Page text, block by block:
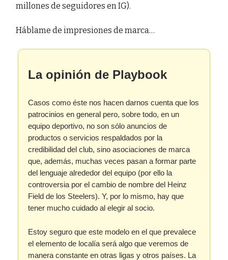
millones de seguidores en IG).
Háblame de impresiones de marca…
La opinión de Playbook
Casos como éste nos hacen darnos cuenta que los
patrocinios en general pero, sobre todo, en un
equipo deportivo, no son sólo anuncios de
productos o servicios respaldados por la
credibilidad del club, sino asociaciones de marca
que, además, muchas veces pasan a formar parte
del lenguaje alrededor del equipo (por ello la
controversia por el cambio de nombre del Heinz
Field de los Steelers). Y, por lo mismo, hay que
tener mucho cuidado al elegir al socio.
Estoy seguro que este modelo en el que prevalece
el elemento de localía será algo que veremos de
manera constante en otras ligas y otros países. La